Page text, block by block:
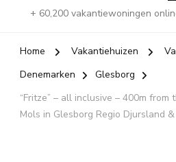
+ 60,200 vakantiewoningen
Home Vakantiehuizen
Denemarken
Glesborg
“Fritze” – all inclusive – 400m
Mols in Glesborg Regio Djursland